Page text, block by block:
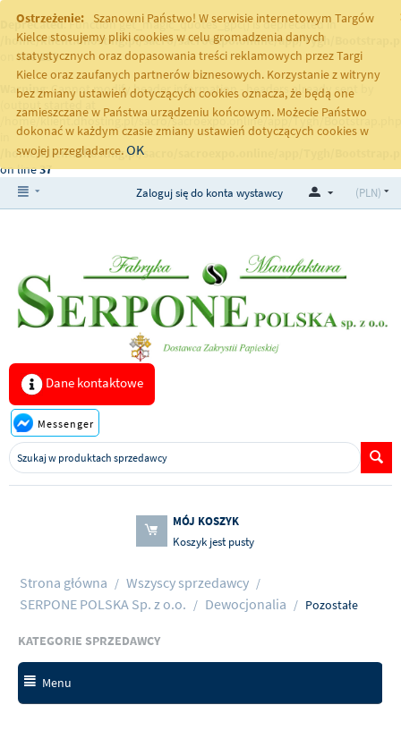
Deprecated: Function get_magic_quotes_gpc() is deprecated in
/home/klient.dhosting.pl/sacro/sacroexpo.online/app/Tygh/
on line251
Warning: Cannot modify header information - headers already sent by
(output started at
/home/klient.dhosting.pl/sacro/sacroexpo.online/app/Tygh/
/home/klient.dhosting.pl/sacro/sacroexpo.online/app/Tygh/
on line37
Ostrzeżenie:
Szanowni Państwo! W serwisie internetowym Targów
Kielce stosujemy pliki cookies w celu gromadzenia danych
statystycznych oraz dopasowania treści reklamowych przez Targi
Kielce oraz zaufanych partnerów biznesowych. Korzystanie z witryny
bez zmiany ustawień dotyczących cookies oznacza, że będą one
zamieszczane w Państwa urządzeniu końcowym. Możecie Państwo
dokonać w każdym czasie zmiany ustawień dotyczących cookies w
swojej przeglądarce.OK
(PLN)
Zaloguj się do konta wystawcy
Dane kontaktowe
Messenger
MÓJ KOSZYK
Koszyk jest pusty
Strona główna / Wszyscy sprzedawcy /
SERPONE POLSKA Sp. z o.o. / Dewocjonalia / Pozostałe
KATEGORIE SPRZEDAWCY
Menu